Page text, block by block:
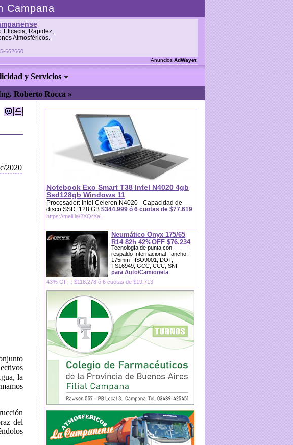
Campana
Eficacia, Rapidez,
Atmosféricos.
662660
Anuncios AdWayet
y Servicios
Roberto Rocca »
2020
la
del
Notebook Exo Smart T38 Intel N4020 4gb
Ssd128gb Windows 11
Procesador: Intel Celeron N4020 - Capacidad de
disco SSD: 128 GB $344.999 ó 6 cuotas de $77.619
https://meli.la/2XQrXaL
Neumático Onyx 175/65
R14 82h 42%OFF $76.234
Tecnología de punta con
respaldo Internacional - ancho:
175mm - ISO9001, DOT,
TS16949, GCC, CCC, SNI
para Auto/Camioneta
43% OFF: $118.278 ó 6 cuotas de $19.713